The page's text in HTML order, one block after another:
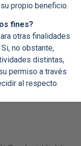
propio beneficio.
fines?
otras finalidades
no obstante,
distintas,
permiso a través
al respecto.